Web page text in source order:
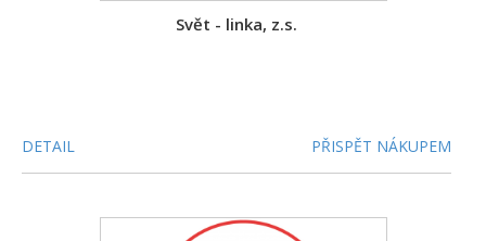
Svět - linka, z.s.
DETAIL PŘISPĚT NÁKUPEM